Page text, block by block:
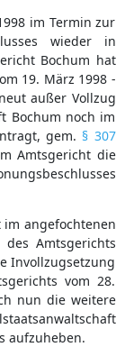
im Termin zur
wieder in
Bochum hat
19. März 1998 -
außer Vollzug
Bochum noch im
gem. § 307
Amtsgericht die
im angefochtenen
des Amtsgerichts
Invollzugsetzung
vom 28.
nun die weitere
aufzuheben.